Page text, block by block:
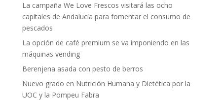
La campaña We Love Frescos visitará las ocho
capitales de Andalucía para fomentar el consumo de
pescados
La opción de café premium se va imponiendo en las
máquinas vending
Berenjena asada con pesto de berros
Nuevo grado en Nutrición Humana y Dietética por la
UOC y la Pompeu Fabra